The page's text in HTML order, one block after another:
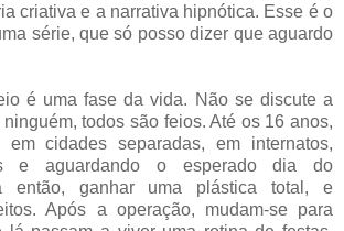
criativa e a narrativa hipnótica. Esse é o
série, que só posso dizer que aguardo
é uma fase da vida. Não se discute a
todos são feios. Até os 16 anos,
cidades separadas, em internatos,
e aguardando o esperado dia do
então, ganhar uma plástica total, e
Após a operação, mudam-se para